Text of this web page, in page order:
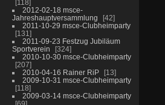
118
2012-02-18 msce-
Jahreshauptversammlung
42
2011-10-29 msce-Clubheimparty
131
2011-09-23 Festzug Jubiläum
Sportverein
324
2010-10-30 msce-Clubheimparty
207
2010-04-16 Rainer RiP
13
2009-10-31 msce-Clubheimparty
118
2009-03-14 msce-Clubheimparty
69